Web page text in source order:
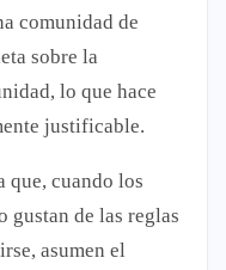
comunidad de
sobre la
lo que hace
justificable.
que, cuando los
gustan de las reglas
asumen el